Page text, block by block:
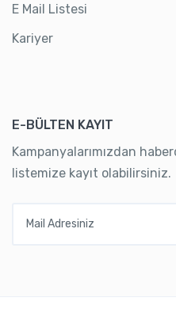
E Mail Listesi
Kariyer
E-BÜLTEN KAYIT
Kampanyalarımızdan
listemize kayıt olabilirsiniz.